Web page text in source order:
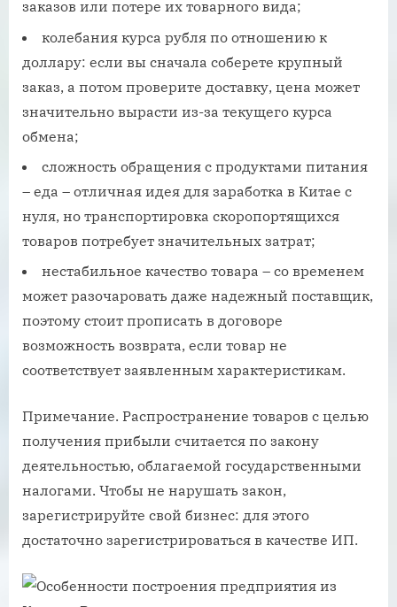
заказов или потере их товарного вида;
колебания курса рубля по отношению к
доллару: если вы сначала соберете крупный
заказ, а потом проверите доставку, цена может
значительно вырасти из-за текущего курса
обмена;
сложность обращения с продуктами питания
– еда – отличная идея для заработка в Китае с
нуля, но транспортировка скоропортящихся
товаров потребует значительных затрат;
нестабильное качество товара – со временем
может разочаровать даже надежный поставщик,
поэтому стоит прописать в договоре
возможность возврата, если товар не
соответствует заявленным характеристикам.
Примечание. Распространение товаров с целью
получения прибыли считается по закону
деятельностью, облагаемой государственными
налогами. Чтобы не нарушать закон,
зарегистрируйте свой бизнес: для этого
достаточно зарегистрироваться в качестве ИП.